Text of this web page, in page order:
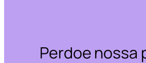
Perdoe nossa